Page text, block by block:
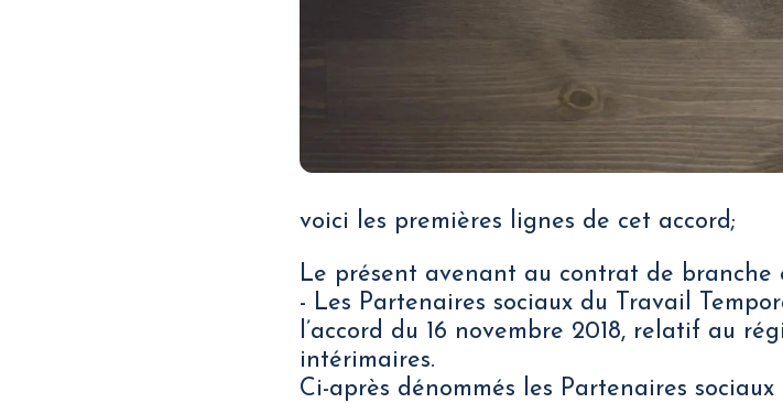
voici les premières lignes de cet accord;
Le présent avenant au contrat de branche
- Les Partenaires sociaux du Travail
l’accord du 16 novembre 2018, relatif au
intérimaires.
Ci-après dénommés les Partenaires sociaux